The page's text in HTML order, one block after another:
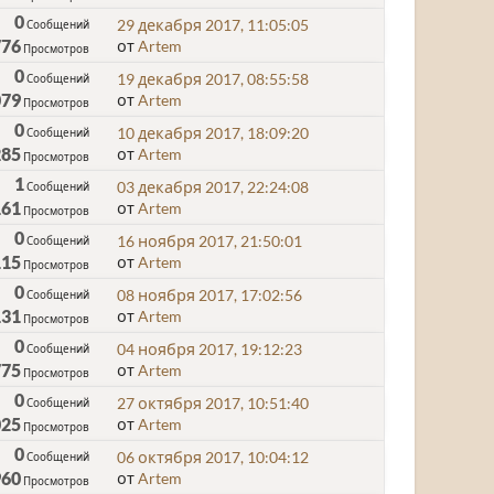
0Сообщений
Просмотров
29 декабря 2017, 11:05:05
отArtem
0Сообщений
Просмотров
19 декабря 2017, 08:55:58
отArtem
0Сообщений
Просмотров
10 декабря 2017, 18:09:20
отArtem
1 Сообщений
Просмотров
03 декабря 2017, 22:24:08
отArtem
0Сообщений
Просмотров
16 ноября 2017, 21:50:01
отArtem
0Сообщений
Просмотров
08 ноября 2017, 17:02:56
отArtem
0Сообщений
Просмотров
04 ноября 2017, 19:12:23
отArtem
0Сообщений
Просмотров
27 октября 2017, 10:51:40
отArtem
0Сообщений
Просмотров
06 октября 2017, 10:04:12
отArtem